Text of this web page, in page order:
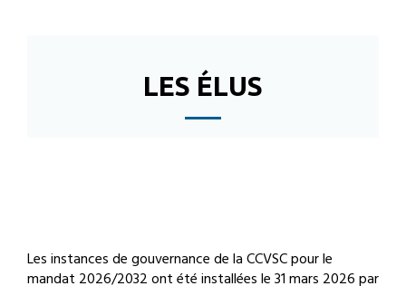
LES ÉLUS
Les instances de gouvernance de la CCVSC pour le
mandat 2026/2032 ont été installées le 31 mars 2026 par